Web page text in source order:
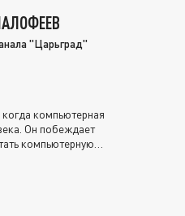
"Царьград"
компьютерная
Он побеждает
компьютерную